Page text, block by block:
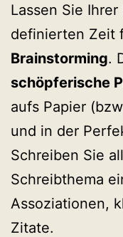
Lassen Sie
definierten Zeit
Brainstorming.
schöpferische
aufs Papier
und in der
Schreiben Sie
Schreibthema
Assoziationen,
Zitate.